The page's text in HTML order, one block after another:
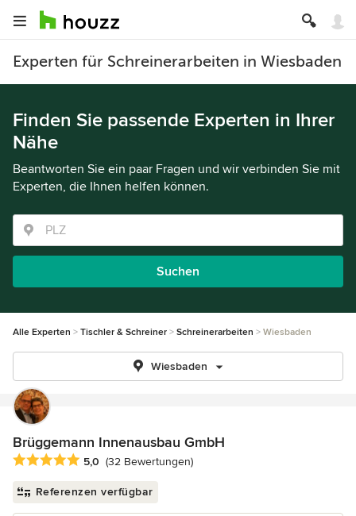
Experten für Schreinerarbeiten in Wiesbaden
Finden Sie passende Experten in Ihrer
Nähe
Beantworten Sie ein paar Fragen und wir verbinden Sie mit
Experten, die Ihnen helfen können.
Suchen
Alle Experten Tischler & Schreiner Schreinerarbeiten Wiesbaden
Wiesbaden
Brüggemann Innenausbau GmbH
Durchschnittliche Bewertung: 5 von 5 Sternen
5,0 (32 Bewertungen)
Referenzen verfügbar